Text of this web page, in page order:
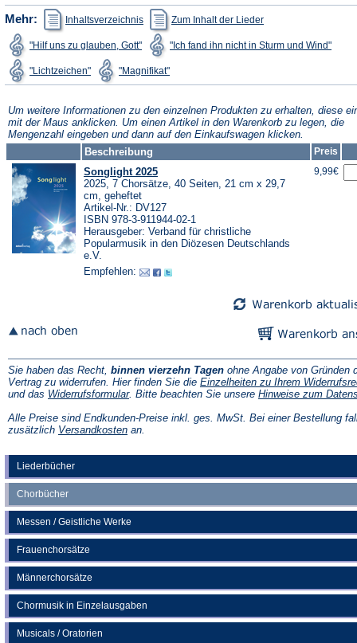
Liederbücher
Chorbücher
Messen / Geistliche Werke
Frauenchorsätze
Männerchorsätze
Chormusik in Einzelausgaben
Musicals / Oratorien
Mehr: Inhaltsverzeichnis
(Öffnet
in
einem
neuen
Tab)
Zum Inhalt der Liederin
neuen
"Hilf uns zu glauben, Gott"
(Öffnet
in
einem
neuen
Tab)
"Ich fand ihn nicht in Sturm und Wind"in
Tab)
"Lichtzeichen"
(Öffnet
in
einem
Tab)
"Magnifikat"in
einem
Tab)
Um weitere Informationen zu den einzelnen Produkten zu erhalten, diese
mit der Maus anklicken. Um einen Artikel in den Warenkorb zu legen, die
Mengenzahl eingeben und dann auf den Einkaufswagen klicken.
Beschreibung
Preis
Songlight 2025
2025, 7 Chorsätze, 40 Seiten, 21 cm x 29,7
cm, geheftet
Artikel-Nr.: DV127
ISBN 978-3-911944-02-1
Herausgeber: Verband für christliche
Popularmusik in den Diözesen Deutschlands
e.V.
Empfehlen:
9,99€
Sie haben das Recht, binnen vierzehn Tagen ohne Angabe von Gründen
Vertrag zu widerrufen. Hier finden Sie die Einzelheiten zu Ihrem
und das Widerrufsformular(Öffnet
einem
neuen
. Bitte beachten Sie unsere Hinweise zum
Alle Preise sind Endkunden-Preise inkl. ges. MwSt. Bei einer Bestellung
zusätzlich Versandkosten(Öffnet
an.